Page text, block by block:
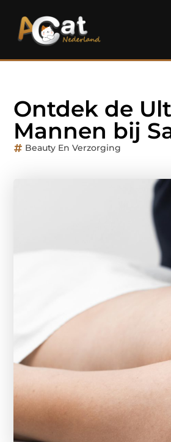
Ontdek de
Mannen bij
Beauty En Verzorging